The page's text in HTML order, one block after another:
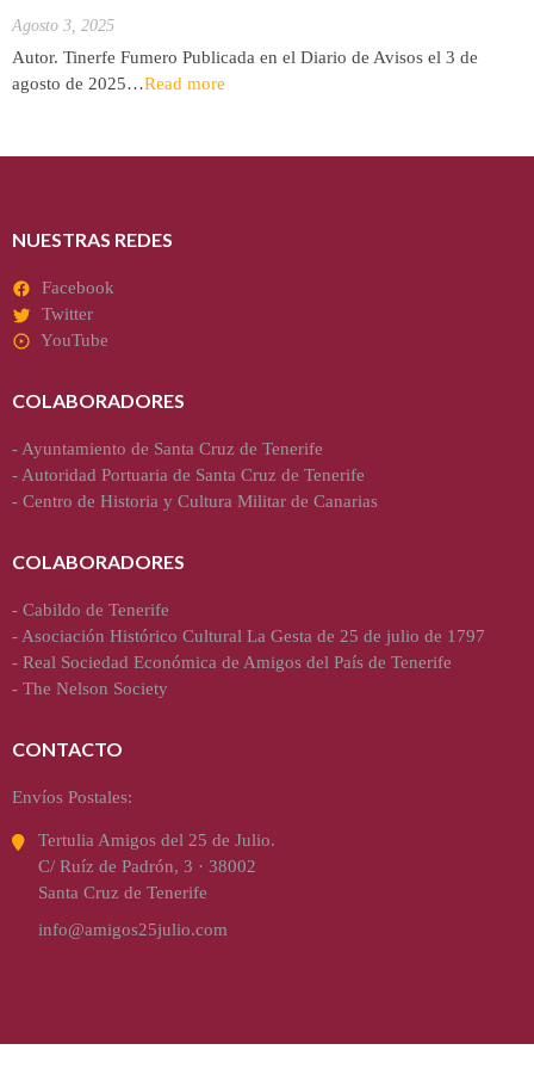
Agosto 3, 2025
Autor. Tinerfe Fumero Publicada en el Diario de Avisos el 3 de
agosto de 2025…Read more
NUESTRAS REDES
Facebook
Twitter
YouTube
COLABORADORES
- Ayuntamiento de Santa Cruz de Tenerife
- Autoridad Portuaria de Santa Cruz de Tenerife
- Centro de Historia y Cultura Militar de Canarias
COLABORADORES
- Cabildo de Tenerife
- Asociación Histórico Cultural La Gesta de 25 de julio de 1797
- Real Sociedad Económica de Amigos del País de Tenerife
- The Nelson Society
CONTACTO
Envíos Postales:
Tertulia Amigos del 25 de Julio.
C/ Ruíz de Padrón, 3 · 38002
Santa Cruz de Tenerife
info@amigos25julio.com